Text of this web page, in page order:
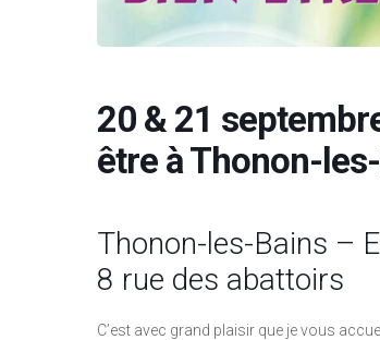
20 & 21
être à Thonon-
Thonon-les-Bains –
8 rue des abattoirs
C’est avec grand plaisir que je vous